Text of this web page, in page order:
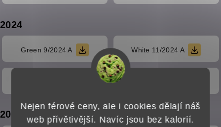
Nejen férové ceny, ale i cookies dělají náš
web přívětivější. Navíc jsou bez kalorií.
2024
Green 9/2024 A White 11/2024 A
2023